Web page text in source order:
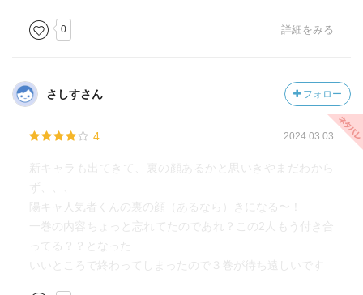
その関係におとぎがクラクラ来ているのは読者にとって周
知の事実として
書室のシーンか。自分の裏の顔が知れ渡る危険を理解した
上でおとぎを庇った彼が彼女に対して何とも思ってないな
0 詳細をみる
さしすさん フォロー
4 2024.03.03
新キャラも出てきて、裏の顔あるかと思いきやまだわから
ず、、、
陽キャ人気者くんの裏の顔（あるなら）きになる〜！
一巻の内容ちょっと忘れてたのであれ？この2人もう付き合
ってる？？となった
いいところで終わってしまったので３巻が待ち遠しいです